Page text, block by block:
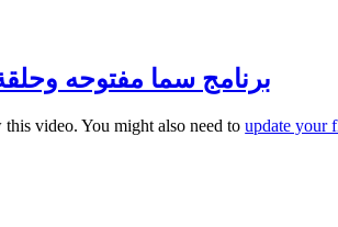
برنامج سما مفتوحه وحلقة
this video. You might also need toupdate your